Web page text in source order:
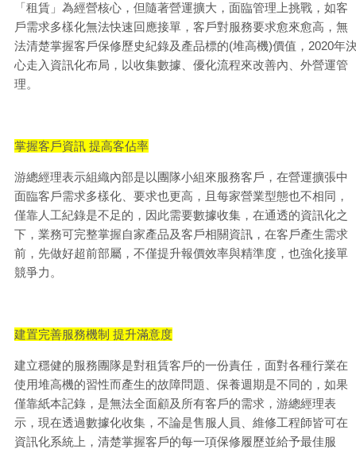
「租賃」為經營核心，但隨著營運擴大，面臨管理上挑戰，如客
戶需求多樣化無法快速回應接單，客戶對服務要求愈來愈高，無
法清楚掌握客戶保修歷史紀錄及產品標的(堆高機)價值，2020年
心走入資訊化布局，以收集數據、優化流程來改善內、外營運管
理。
掌握客戶資訊 提高客佔率
游總經理表示組織內部是以團隊小組來服務客戶，在營運擴張中
面臨客戶需求多樣化、要求也更高，且每家營業型態也不相同，
僅靠人工紀錄是不足的，因此需要數據收集，在通透的資訊化之
下，業務可完整掌握自家產品及客戶相關資訊，在客戶產生需求
前，先做好超前部屬，不僅提升報價效率與精準度，也強化接單
競爭力。
建置完善服務機制 提升滿意度
建立穩健的服務團隊是對租賃客戶的一份責任，面對各種行業在
使用堆高機的習性而產生的故障問題、保養週期是不同的，如果
僅靠紙本記錄，是無法全面顧及所有客戶的需求，游總經理表
示，現在透過數據化收集，不論是售服人員、維修工程師皆可在
資訊化系統上，清楚掌握客戶的每一項保修履歷並給予最佳服